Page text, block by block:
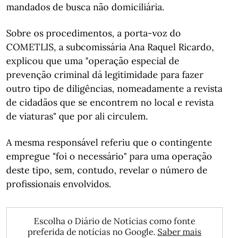
mandados de busca não domiciliária.
Sobre os procedimentos, a porta-voz do
COMETLIS, a subcomissária Ana Raquel Ricardo,
explicou que uma "operação especial de
prevenção criminal dá legitimidade para fazer
outro tipo de diligências, nomeadamente a revista
de cidadãos que se encontrem no local e revista
de viaturas" que por ali circulem.
A mesma responsável referiu que o contingente
empregue "foi o necessário" para uma operação
deste tipo, sem, contudo, revelar o número de
profissionais envolvidos.
Escolha o Diário de Notícias como fonte
preferida de notícias no Google. Saber mais